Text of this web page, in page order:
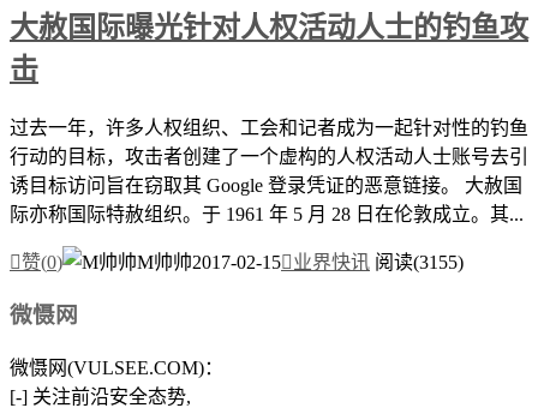
大赦国际曝光针对人权活动人士的钓鱼攻
击
过去一年，许多人权组织、工会和记者成为一起针对性的钓鱼
行动的目标，攻击者创建了一个虚构的人权活动人士账号去引
诱目标访问旨在窃取其 Google 登录凭证的恶意链接。 大赦国
际亦称国际特赦组织。于 1961 年 5 月 28 日在伦敦成立。其...
赞(0) M帅帅2017-02-15业界快讯 阅读(3155)
微慑网
微慑网(VULSEE.COM)：
[-] 关注前沿安全态势,